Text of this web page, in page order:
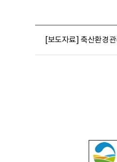
[보도자료] 축산환경